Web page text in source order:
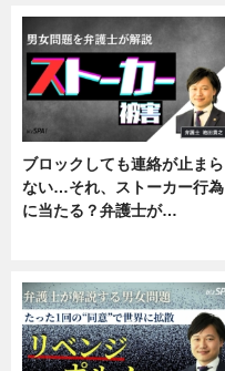
ブロックしても連絡が止まら
ない…それ、ストーカー行為
に当たる？弁護士が…